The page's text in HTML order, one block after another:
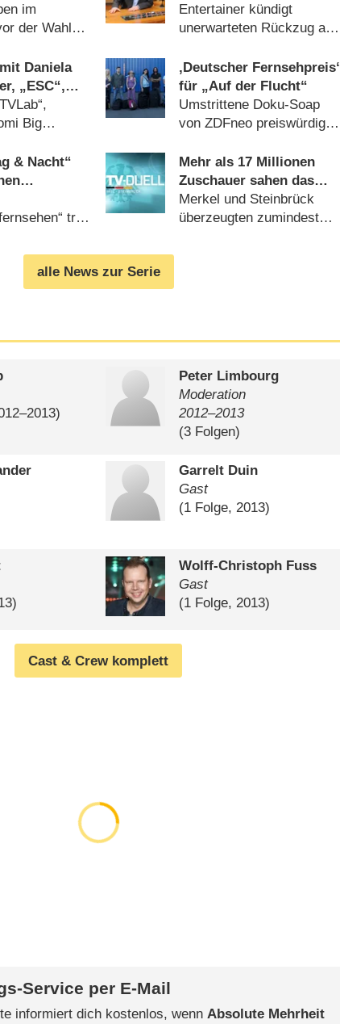
Klaas
bekannt
im
der Wahl
2015
Entertainer kündigt
unerwarteten Rückzug an
Daniela
„ESC“,
Alaska“
Big
09.08.2014)
‚Deutscher Fernsehpreis‘
für „Auf der Flucht“
Umstrittene Doku-Soap
von ZDFneo preiswürdig
& Nacht“
nominiert
tritt
Mehr als 17 Millionen
Zuschauer sahen das
„TV-Duell“
Merkel und Steinbrück
überzeugten zumindest
alle News zur Serie
Peter Limbourg
Moderation
2012⁠–⁠2013
(3 Folgen)
Garrelt Duin
Gast
(1 Folge, 2013)
Wolff-Christoph Fuss
Gast
(1 Folge, 2013)
Cast & Crew komplett
Service per E-Mail
informiert dich kostenlos, wenn Absolute Mehrheit